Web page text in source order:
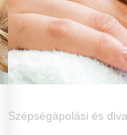
Szépségápolási és